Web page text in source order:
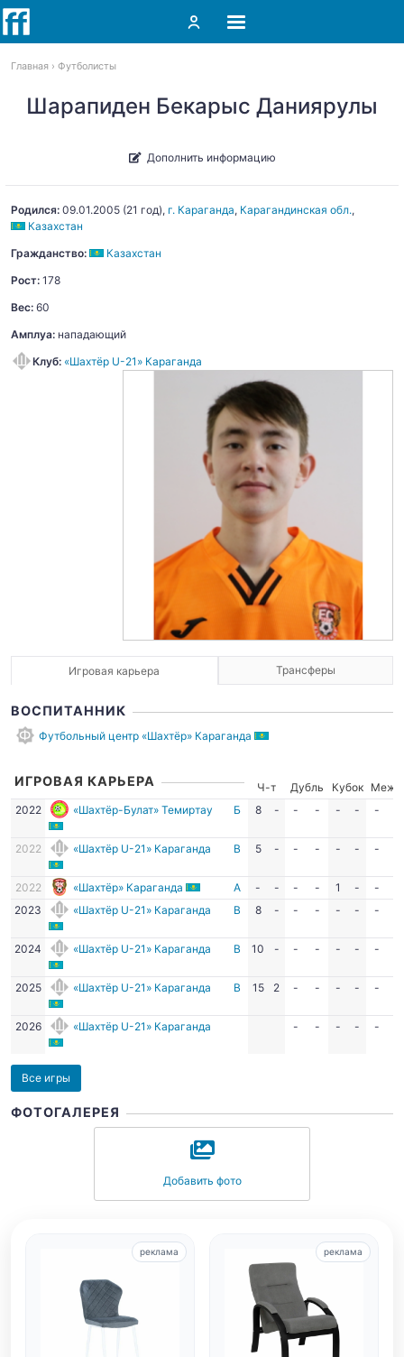
Главная Футболисты
Шарапиден Бекарыс Даниярулы
Дополнить информацию
Родился: 09.01.2005 (21 год), г. Караганда, Карагандинская обл.,
Казахстан
Гражданство:
Казахстан
Рост: 178
Вес: 60
Амплуа: нападающий
Клуб: «Шахтёр U-21» Караганда
Игровая карьера Трансферы
ВОСПИТАННИК
Футбольный центр «Шахтёр» Караганда
ИГРОВАЯ КАРЬЕРА Ч-т Дубль Кубок
Межд.
2022
«Шахтёр-Булат» Темиртау Б 8 - - - - - -
2022 «Шахтёр U-21» Караганда В 5 - - - - - -
2022 «Шахтёр» Караганда А - - - - 1 - -
2023
«Шахтёр U-21» Караганда В 8 - - - - - -
2024 «Шахтёр U-21» Караганда В 10 - - - - - -
2025 «Шахтёр U-21» Караганда В 15 2 - - - - -
2026 «Шахтёр U-21» Караганда - - - - -
Все игры
ФОТОГАЛЕРЕЯ
Добавить фото
реклама реклама